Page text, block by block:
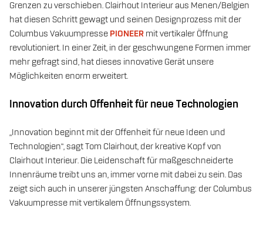
Grenzen zu verschieben. Clairhout Interieur aus Menen/Belgien
hat diesen Schritt gewagt und seinen Designprozess mit der
Columbus Vakuumpresse PIONEER mit vertikaler Öffnung
revolutioniert. In einer Zeit, in der geschwungene Formen immer
mehr gefragt sind, hat dieses innovative Gerät unsere
Möglichkeiten enorm erweitert.
Innovation durch Offenheit für neue Technologien
„Innovation beginnt mit der Offenheit für neue Ideen und
Technologien“, sagt Tom Clairhout, der kreative Kopf von
Clairhout Interieur. Die Leidenschaft für maßgeschneiderte
Innenräume treibt uns an, immer vorne mit dabei zu sein. Das
zeigt sich auch in unserer jüngsten Anschaffung: der Columbus
Vakuumpresse mit vertikalem Öffnungssystem.